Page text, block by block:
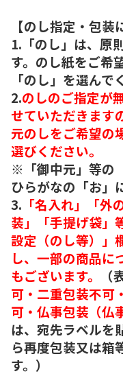
【のし指定・包装
1.「のし」は、原
す。のし紙をご希
「のし」を選んで
2.のしのご指定が
せていただきます
元のしをご希望の
選びください。
※「御中元」等の
ひらがなの「お」
3. 「名入れ」「
装」「手提げ袋」
設定（のし等）」
し、一部の商品に
もございます。
（
可・二重包装不可
可・仏事包装（仏
は、宛先ラベルを
ら再度包装又は箱
す。）